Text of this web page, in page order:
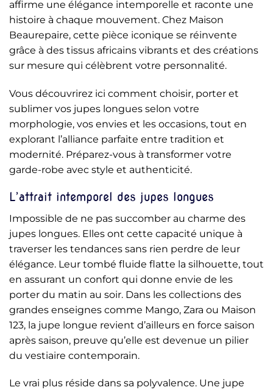
affirme une élégance intemporelle et raconte une
histoire à chaque mouvement. Chez Maison
Beaurepaire, cette pièce iconique se réinvente
grâce à des tissus africains vibrants et des créations
sur mesure qui célèbrent votre personnalité.
Vous découvrirez ici comment choisir, porter et
sublimer vos jupes longues selon votre
morphologie, vos envies et les occasions, tout en
explorant l’alliance parfaite entre tradition et
modernité. Préparez-vous à transformer votre
garde-robe avec style et authenticité.
L’attrait intemporel des jupes longues
Impossible de ne pas succomber au charme des
jupes longues. Elles ont cette capacité unique à
traverser les tendances sans rien perdre de leur
élégance. Leur tombé fluide flatte la silhouette, tout
en assurant un confort qui donne envie de les
porter du matin au soir. Dans les collections des
grandes enseignes comme Mango, Zara ou Maison
123, la jupe longue revient d’ailleurs en force saison
après saison, preuve qu’elle est devenue un pilier
du vestiaire contemporain.
Le vrai plus réside dans sa polyvalence. Une jupe